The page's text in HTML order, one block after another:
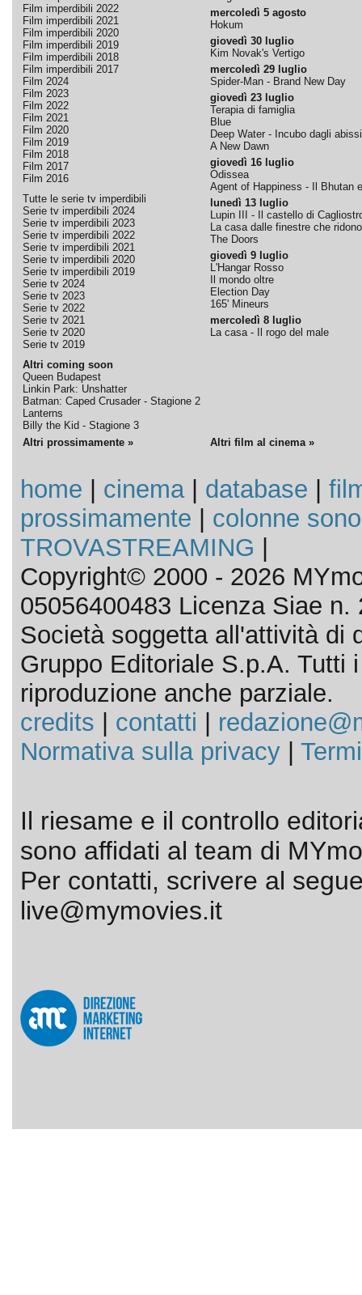
Film imperdibili 2022
Film imperdibili 2021
Film imperdibili 2020
Film imperdibili 2019
Film imperdibili 2018
Film imperdibili 2017
Film 2024
Film 2023
Film 2022
Film 2021
Film 2020
Film 2019
Film 2018
Film 2017
Film 2016
Tutte le serie tv imperdibili
Serie tv imperdibili 2024
Serie tv imperdibili 2023
Serie tv imperdibili 2022
Serie tv imperdibili 2021
Serie tv imperdibili 2020
Serie tv imperdibili 2019
Serie tv 2024
Serie tv 2023
Serie tv 2022
Serie tv 2021
Serie tv 2020
Serie tv 2019
Altri coming soon
Queen Budapest
Linkin Park: Unshatter
Batman: Caped Crusader - Stagione 2
Lanterns
Billy the Kid - Stagione 3
mercoledì 5 agosto
Hokum
giovedì 30 luglio
Kim Novak's Vertigo
mercoledì 29 luglio
Spider-Man - Brand New Day
giovedì 23 luglio
Terapia di famiglia
Blue
Deep Water - Incubo dagli abissi
A New Dawn
giovedì 16 luglio
Odissea
Agent of Happiness - Il Bhutan
lunedì 13 luglio
Lupin III - Il castello di
La casa dalle finestre che ridono
The Doors
giovedì 9 luglio
L'Hangar Rosso
Il mondo oltre
Election Day
165' Mineurs
mercoledì 8 luglio
La casa - Il rogo del male
Altri prossimamente » Altri film al cinema »
home cinema| database
prossimamente
colonne
TROVASTREAMING
Copyright© 2000 - 2026
05056400483 Licenza Siae n.
Società soggetta all'attività di
Gruppo Editoriale S.p.A. Tutti
riproduzione anche parziale.
credits
contatti
Normativa sulla privacy|
Il riesame e il controllo
sono affidati al team di
Per contatti, scrivere al
live@mymovies.it